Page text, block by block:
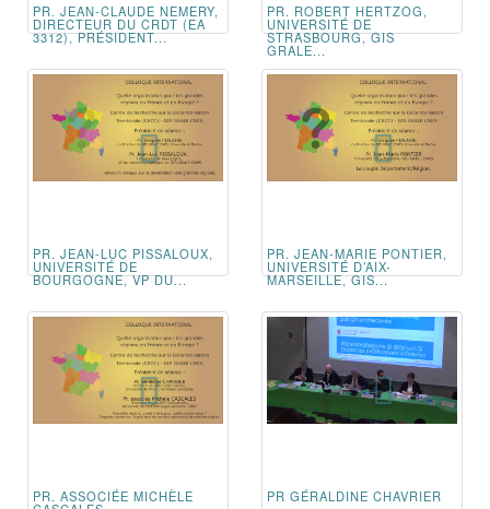
PR. JEAN-CLAUDE NEMERY,
DIRECTEUR DU CRDT (EA
3312), PRÉSIDENT...
PR. ROBERT HERTZOG,
UNIVERSITÉ DE
STRASBOURG, GIS
GRALE...
PR. JEAN-LUC PISSALOUX,
UNIVERSITÉ DE
BOURGOGNE, VP DU...
PR. JEAN-MARIE PONTIER,
UNIVERSITÉ D’AIX-
MARSEILLE, GIS...
PR. ASSOCIÉE MICHÈLE PR GÉRALDINE CHAVRIER